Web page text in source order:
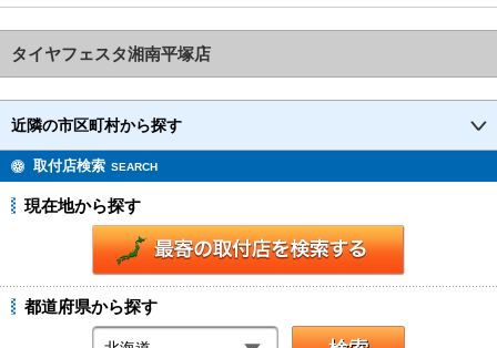
ました。 湘南平塚店ご利用ありがとうございま
タイヤフェスタ湘南平塚店
近隣の市区町村から探す
取付店検索 SEARCH
現在地から探す
都道府県から探す